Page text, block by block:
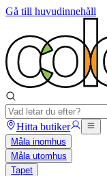
Gå till huvudinnehåll
Hitta butiker
Måla inomhus
Måla utomhus
Tapet